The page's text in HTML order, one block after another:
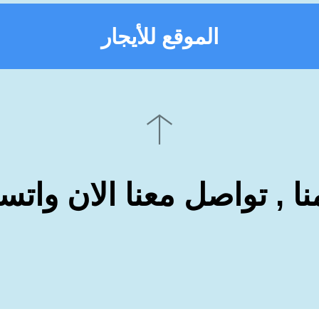
الموقع للأيجار
, تواصل معنا الان